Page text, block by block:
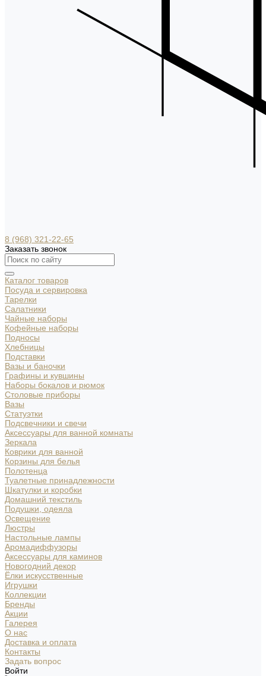
8 (968) 321-22-65
Заказать звонок
Каталог товаров
Посуда и сервировка
Тарелки
Салатники
Чайные наборы
Кофейные наборы
Подносы
Хлебницы
Подставки
Вазы и баночки
Графины и кувшины
Наборы бокалов и рюмок
Столовые приборы
Вазы
Статуэтки
Подсвечники и свечи
Аксессуары для ванной комнаты
Зеркала
Коврики для ванной
Корзины для белья
Полотенца
Туалетные принадлежности
Шкатулки и коробки
Домашний текстиль
Подушки, одеяла
Освещение
Люстры
Настольные лампы
Аромадиффузоры
Аксессуары для каминов
Новогодний декор
Ёлки искусственные
Игрушки
Коллекции
Бренды
Акции
Галерея
О нас
Доставка и оплата
Контакты
Задать вопрос
Войти